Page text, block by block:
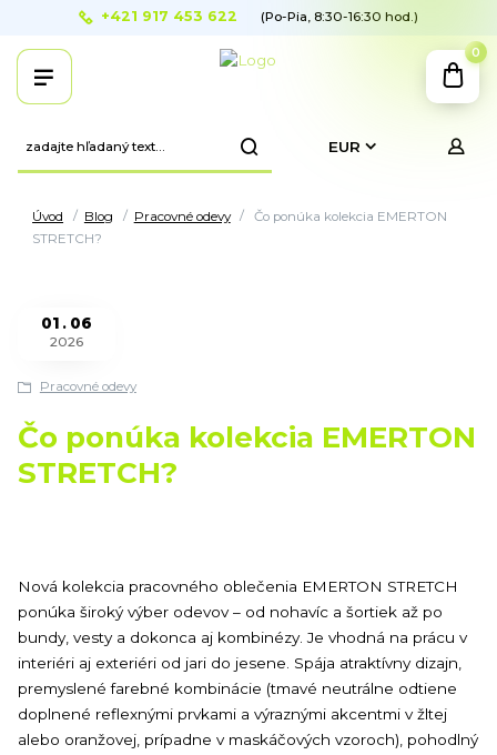
EUR
+421 917 453 622 (Po-Pia, 8:30-16:30 hod.)
0
Úvod Blog Pracovné odevy
Čo ponúka kolekcia EMERTON
STRETCH?
01 06
2026
Pracovné odevy
Čo ponúka kolekcia EMERTON
STRETCH?
Nová kolekcia pracovného oblečenia EMERTON STRETCH
ponúka široký výber odevov – od nohavíc a šortiek až po
bundy, vesty a dokonca aj kombinézy. Je vhodná na prácu v
interiéri aj exteriéri od jari do jesene. Spája atraktívny dizajn,
premyslené farebné kombinácie (tmavé neutrálne odtiene
doplnené reflexnými prvkami a výraznými akcentmi v žltej
alebo oranžovej, prípadne v maskáčových vzoroch), pohodlný